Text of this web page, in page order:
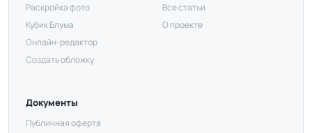
Раскройка фото
Кубик Блума
Онлайн-редактор
Создать обложку
Все статьи
О проекте
Документы
Публичная оферта